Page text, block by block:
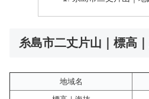
糸島市二丈片山｜標高
地域名